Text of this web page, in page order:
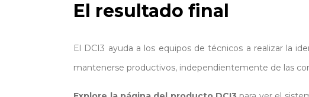
El resultado final
El DCI3 ayuda a los equipos de técnicos a realizar la
mantenerse productivos, independientemente de las